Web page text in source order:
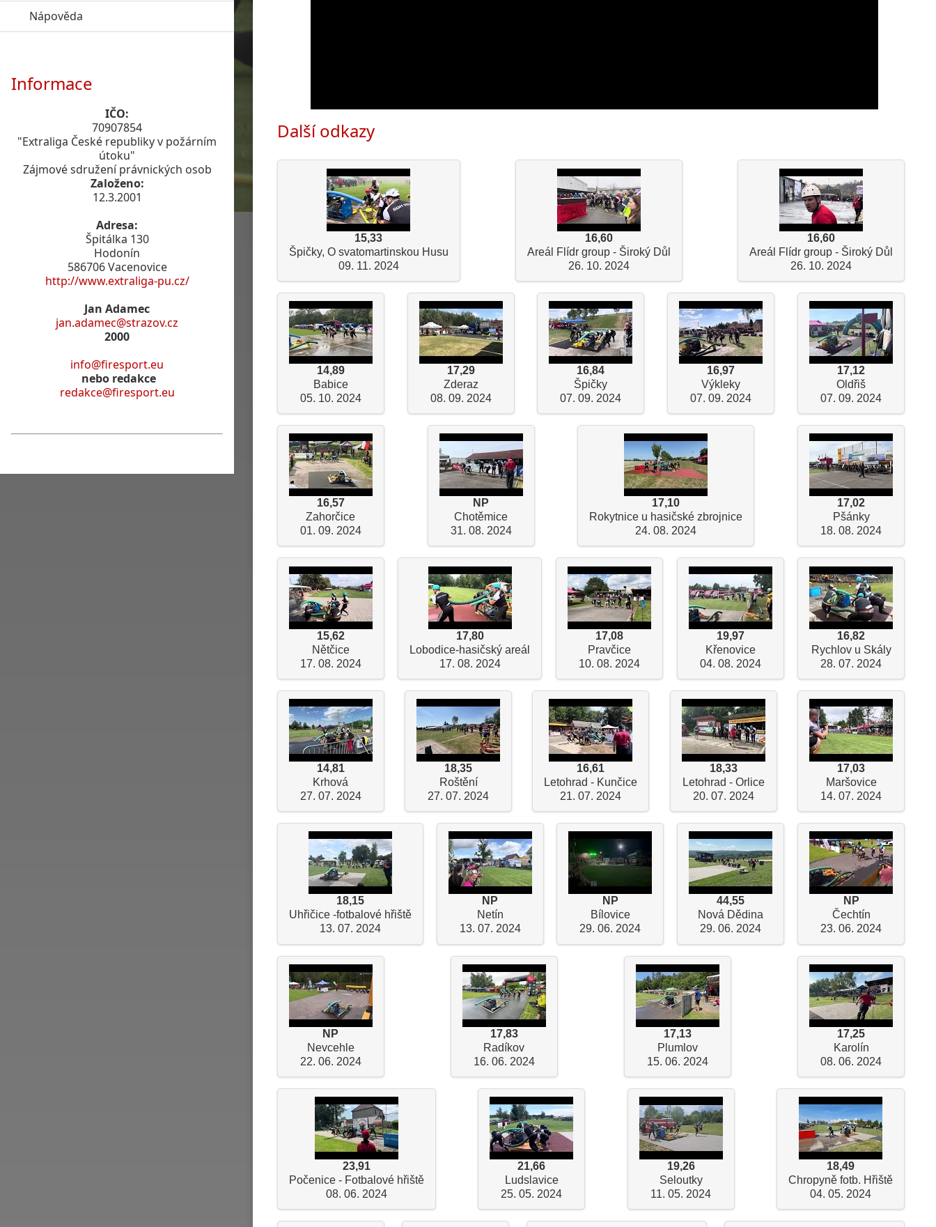
Další odkazy
15,33
Špičky, O svatomartinskou Husu
09. 11. 2024
16,60
Areál Flídr group - Široký Důl
26. 10. 2024
16,60
Areál Flídr group - Široký Důl
26. 10. 2024
14,89
Babice
05. 10. 2024
17,29
Zderaz
08. 09. 2024
16,84
Špičky
07. 09. 2024
16,97
Výkleky
07. 09. 2024
17,12
Oldřiš
07. 09. 2024
16,57
Zahorčice
01. 09. 2024
NP
Chotěmice
31. 08. 2024
17,10
Rokytnice u hasičské zbrojnice
24. 08. 2024
17,02
Pšánky
18. 08. 2024
15,62
Nětčice
17. 08. 2024
17,80
Lobodice-hasičský areál
17. 08. 2024
17,08
Pravčice
10. 08. 2024
19,97
Křenovice
04. 08. 2024
16,82
Rychlov u Skály
28. 07. 2024
14,81
Krhová
27. 07. 2024
18,35
Roštění
27. 07. 2024
16,61
Letohrad - Kunčice
21. 07. 2024
18,33
Letohrad - Orlice
20. 07. 2024
17,03
Maršovice
14. 07. 2024
18,15
Uhřičice -fotbalové hřiště
13. 07. 2024
NP
Netín
13. 07. 2024
NP
Bílovice
29. 06. 2024
44,55
Nová Dědina
29. 06. 2024
NP
Čechtín
23. 06. 2024
NP
Nevcehle
22. 06. 2024
17,83
Radíkov
16. 06. 2024
17,13
Plumlov
15. 06. 2024
17,25
Karolín
08. 06. 2024
23,91
Počenice - Fotbalové hřiště
08. 06. 2024
21,66
Ludslavice
25. 05. 2024
19,26
Seloutky
11. 05. 2024
18,49
Chropyně fotb. Hřiště
04. 05. 2024
Nápověda
Informace
IČO:
70907854
"Extraliga České republiky v požárním
útoku"
Zájmové sdružení právnických osob
Založeno:
12.3.2001
Adresa:
Špitálka 130
Hodonín
586706 Vacenovice
http://www.extraliga-pu.cz/
Jan Adamec
jan.adamec@strazov.cz
2000
info@firesport.eu
nebo redakce
redakce@firesport.eu